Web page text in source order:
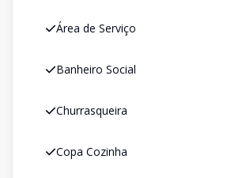
Área de Serviço
Banheiro Social
Churrasqueira
Copa Cozinha